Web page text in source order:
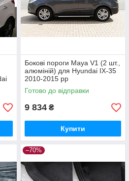
Бокові пороги Maya V1 (2 шт.,
алюміній) для Hyundai IX-35
2010-2015 рр
Готово до відправки
9 834 ₴
Купити
–70%